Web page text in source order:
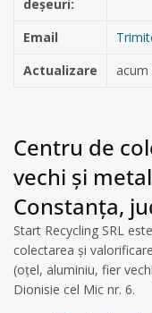
deșeuri:
Email
Actualizare
acum
Centru de
vechi și
Constanța,
Start Recycling SRL
colectarea și
(oțel, aluminiu, fier
Dionisie cel Mic nr. 6.